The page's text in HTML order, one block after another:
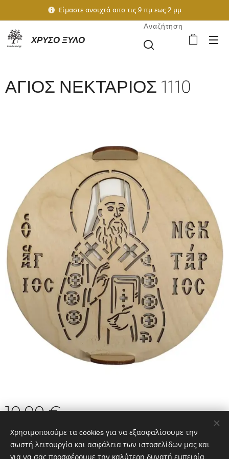
Είμαστε ανοιχτά απο τις 9 πμ εως 2 μμ
ΧΡΥΣΟ ΞΥΛΟ
Αναζήτηση
ΑΓΙΟΣ ΝΕΚΤΑΡΙΟΣ 1110
10,00€
Χρησιμοποιούμε τα cookies για να εξασφαλίσουμε την
σωστή λειτουργία και ασφάλεια των ιστοσελίδων μας και
για να σας προσφέρουμε την καλύτερη δυνατή εμπειρία